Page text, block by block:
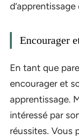
Encourager
En tant que
encourager et
apprentissage.
intéressé par
réussites. Vous